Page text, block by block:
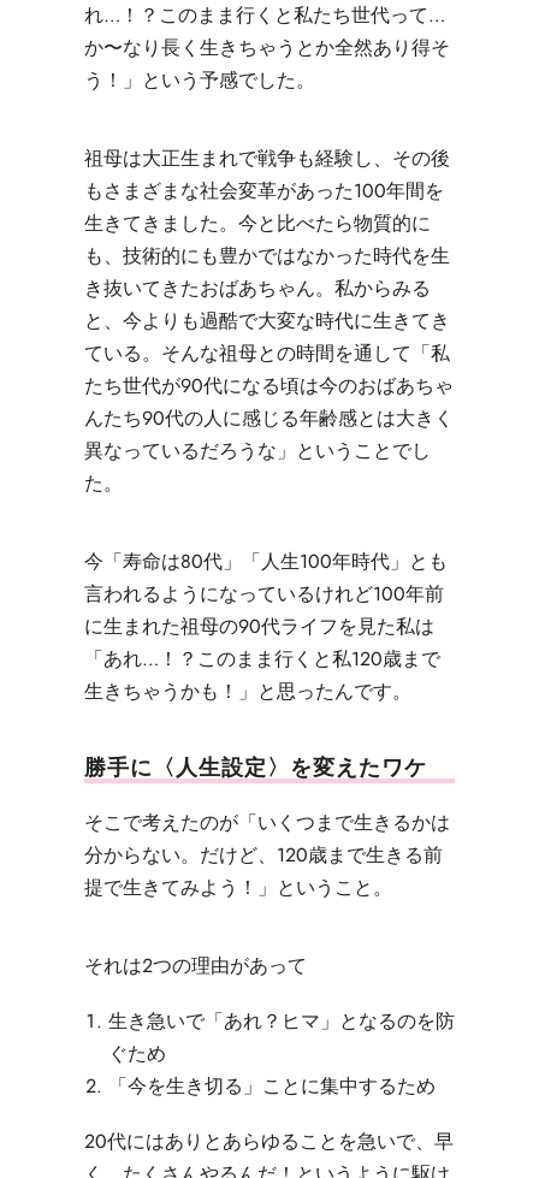
れ… ！？このまま行くと私たち世代って…
か〜なり長く 生きちゃうとか全然あり得そ
う！」という予感でした。
祖母は大正生まれで戦争も経験し、その後
もさまざまな社会変革があった100年間を
生きてきました。今と比べたら物質的に
も、技術的にも豊かではなかった時代を生
き抜いてきたおばあちゃん。私からみる
と、 今よりも過酷で大変な時代に生きてき
ている。そんな祖母との時間を通して 「私
たち世代が90代になる頃は今のおばあちゃ
んたち90代の人に感じる年齢感とは大きく
異なっているだろうな」ということでし
た。
今「寿命は80代」「人生100年時代」とも
言われるようになっているけれど100年前
に生まれた祖母の90代ライフを見た私は
「あれ… ！？このまま行くと私120歳まで
生きちゃうかも！」と思ったんです。
勝手に〈人生設定〉を変えたワケ
そこで考えたのが「いくつまで生きるかは
分からない。だけど、120歳まで生きる前
提で生きてみよう！」ということ。
それは２つの理由があって
生き急いで「あれ？ヒマ」となるのを防
ぐため
「今を生き切る」ことに集中するため
20代にはありとあらゆることを急いで、早